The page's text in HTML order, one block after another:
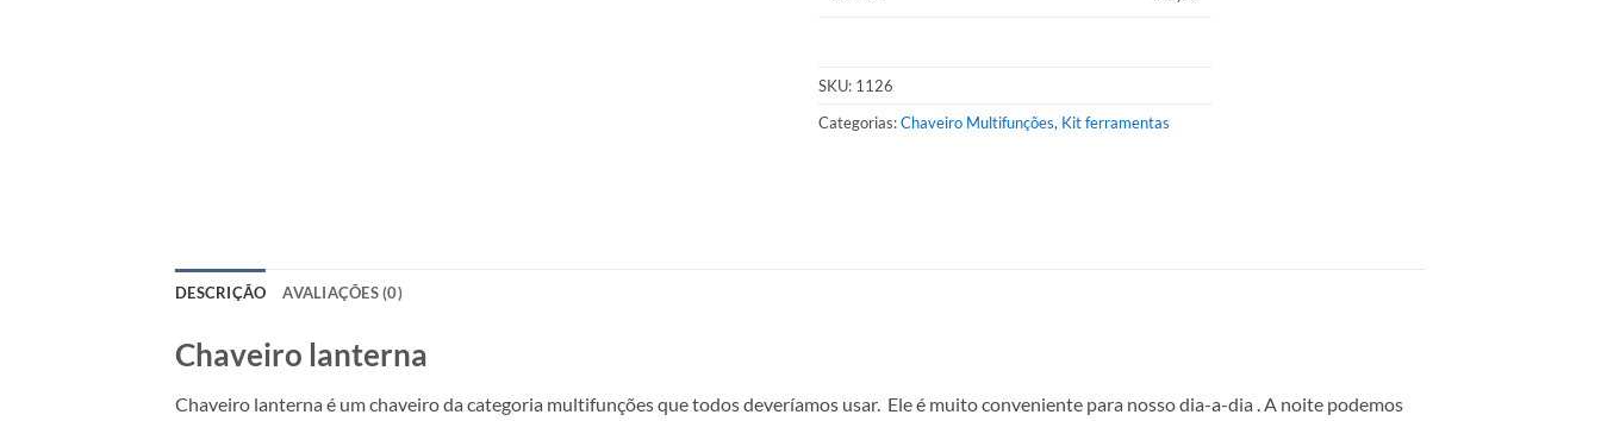
SKU: 1126
Categorias:Chaveiro Multifunções, Kit ferramentas
DESCRIÇÃO AVALIAÇÕES (0)
Chaveiro lanterna
Chaveiro lanterna é um chaveiro da categoria multifunções que todos deveríamos usar. Ele é muito conveniente para nosso dia-a-dia . A noite podemos